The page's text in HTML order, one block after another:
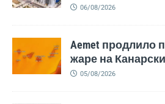
06/08/2026
Aemet продлило
жаре на
05/08/2026